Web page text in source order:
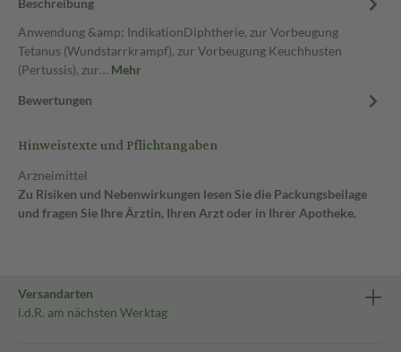
Beschreibung
Anwendung &amp; IndikationDiphtherie, zur Vorbeugung
Tetanus (Wundstarrkrampf), zur Vorbeugung Keuchhusten
(Pertussis), zur… Mehr
Bewertungen
Hinweistexte und Pflichtangaben
Arzneimittel
Zu Risiken und Nebenwirkungen lesen Sie die Packungsbeilage
und fragen Sie Ihre Ärztin, Ihren Arzt oder in Ihrer Apotheke.
Versandarten
i.d.R. am nächsten Werktag